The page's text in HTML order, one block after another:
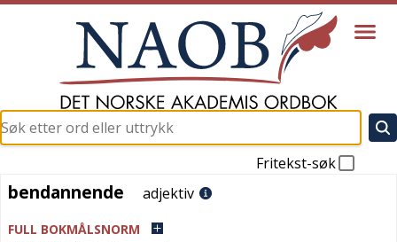
Fritekst-søk
bendannende
bendannende adjektiv
FULL BOKMÅLSNORM